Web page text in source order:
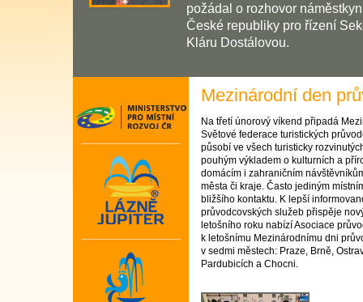
požádal o rozhovor
České republiky pro řízení
Kláru Dostálovou.
Mezinárodní den
Na třetí únorový víkend připadá
Světové federace turistických
působí ve všech turisticky
pouhým výkladem o kulturních a
domácím i zahraničním
města či kraje. Často jediným
bližšího kontaktu. K lepší
průvodcovských služeb přispěje
letošního roku nabízí Asociace
k letošnímu Mezinárodnímu dni
v sedmi městech: Praze, Brně,
Pardubicích a Chocni.